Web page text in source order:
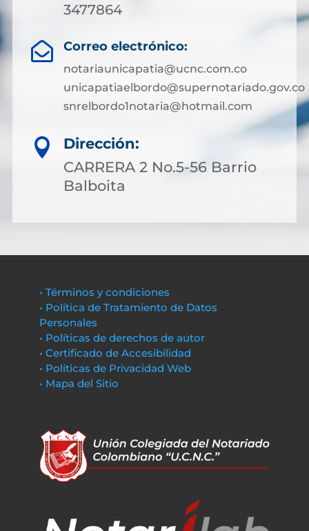
3477864
 Correo electrónico:
notariaunicapatia@ucnc.com.co
unicapatiaelbordo@supernotariado.gov.co
snrelbordo1notaria@hotmail.com

Dirección:
CARRERA 2 No.5-56 Barrio
Balboita
• Términos y condiciones
• Política de Tratamiento de Datos
Personales
• Políticas de derechos de autor
• Certificado de Accesibilidad
• Políticas de Privacidad Web
• Mapa del Sitio